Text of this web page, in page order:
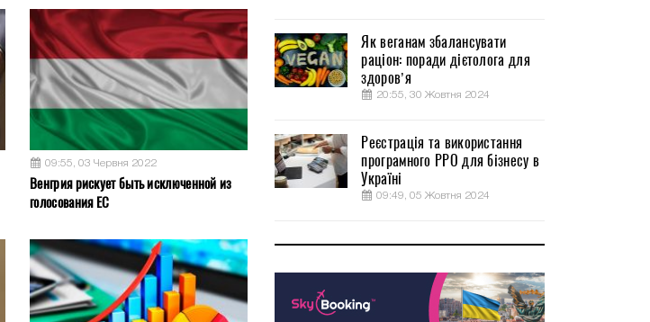
09:55, 03 Червня 2022
Венгрия рискует быть исключенной из
голосования ЕС
Як веганам збалансувати
раціон: поради дієтолога для
здоров’я
20:55, 30 Жовтня 2024
Реєстрація та використання
програмного РРО для бізнесу в
Україні
09:49, 05 Жовтня 2024